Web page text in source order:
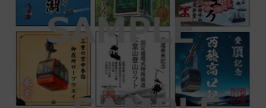
ルメが美味い
ント情報も公開！